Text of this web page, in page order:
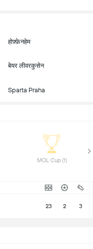
होफ़्फ़ेनहेम
बेयर लीवरकुसेन
Sparta Praha
MOL Cup (1)
23 2 3